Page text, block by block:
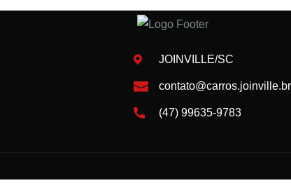
JOINVILLE/SC
contato@carros.joinville.br
(47) 99635-9783